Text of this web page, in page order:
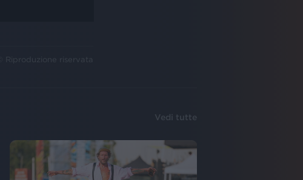
© Riproduzione riservata
Vedi tutte